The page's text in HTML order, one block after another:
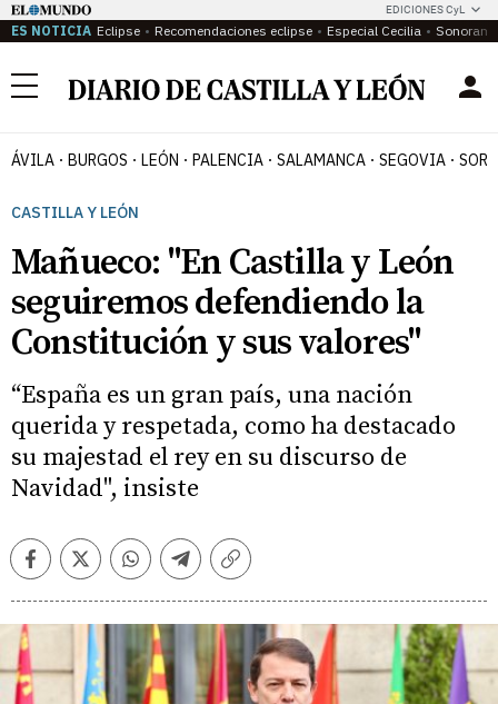
EDICIONES CyL
ES NOTICIA Eclipse Recomendaciones eclipse Especial Cecilia
Menú
ÁVILA BURGOS LEÓN PALENCIA SALAMANCA SEGOVIA
CASTILLA Y LEÓN
Mañueco: "En Castilla y León
seguiremos defendiendo la
Constitución y sus valores"
“España es un gran país, una nación
querida y respetada, como ha destacado
su majestad el rey en su discurso de
Navidad", insiste
FacebookTwitterWhatsappTelegramCopiar